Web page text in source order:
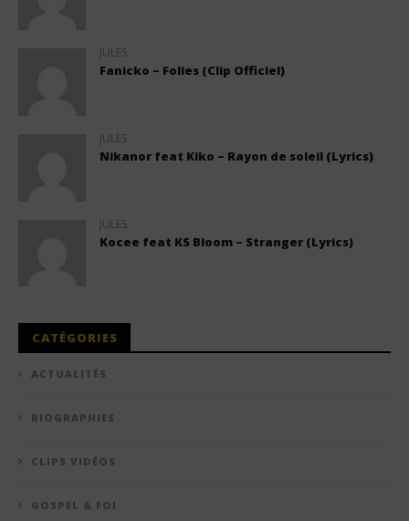
JULES
Fanicko – Folies (Clip Officiel)
JULES
Nikanor feat Kiko – Rayon de soleil (Lyrics)
JULES
Kocee feat KS Bloom – Stranger (Lyrics)
CATÉGORIES
ACTUALITÉS
BIOGRAPHIES
CLIPS VIDÉOS
GOSPEL & FOI